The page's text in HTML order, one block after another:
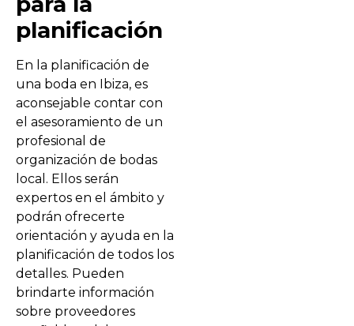
planificación
En la planificación de
una boda en Ibiza, es
aconsejable contar con
el asesoramiento de un
profesional de
organización de bodas
local. Ellos serán
expertos en el ámbito y
podrán ofrecerte
orientación y ayuda en la
planificación de todos los
detalles. Pueden
brindarte información
sobre proveedores